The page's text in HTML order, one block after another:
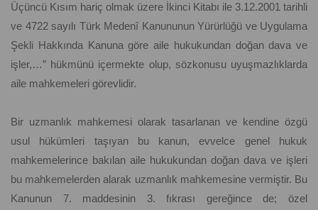
Üçüncü Kısım hariç olmak üzere İkinci Kitabı ile 3.12.2001 tarihli
ve 4722 sayılı Türk Medenî Kanununun Yürürlüğü ve Uygulama
Şekli Hakkında Kanuna göre aile hukukundan doğan dava ve
işler,…” hükmünü içermekte olup, sözkonusu uyuşmazlıklarda
aile mahkemeleri görevlidir.
Bir uzmanlık mahkemesi olarak tasarlanan ve kendine özgü
usul hükümleri taşıyan bu kanun, evvelce genel hukuk
mahkemelerince bakılan aile hukukundan doğan dava ve işleri
bu mahkemelerden alarak uzmanlık mahkemesine vermiştir. Bu
Kanunun 7. maddesinin 3. fıkrası gereğince de; özel